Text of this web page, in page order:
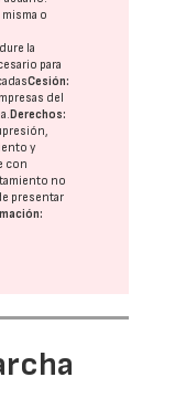
o
la
para
Cesión:
del
Derechos:
y
con
no
presentar